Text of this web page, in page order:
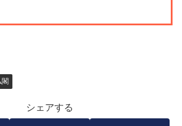
閣
シェアする